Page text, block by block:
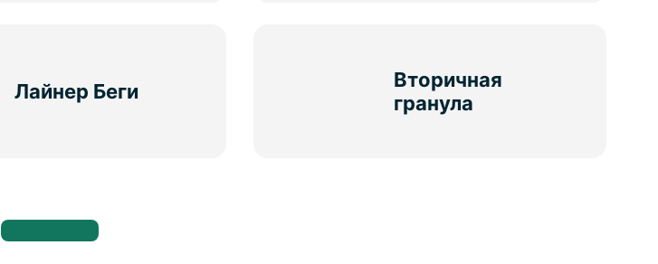
Лайнер Беги
Вторичная
гранула